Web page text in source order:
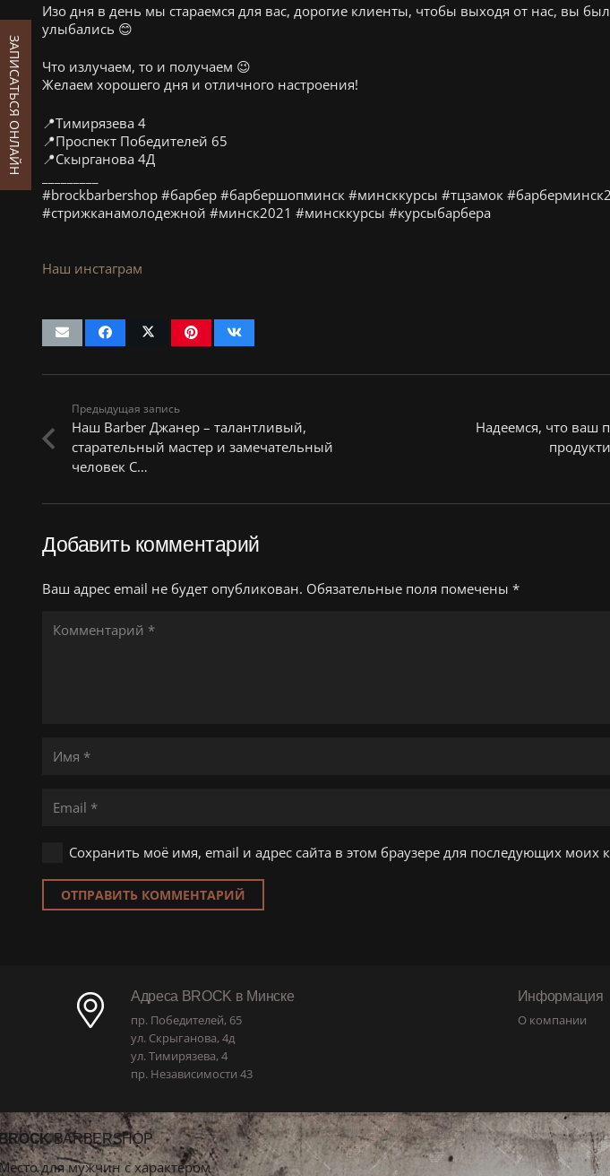
Изо дня в день мы стараемся для вас, дорогие клиенты, чтобы выходя от нас, вы
улыбались 😊
Что излучаем, то и получаем 😉
Желаем хорошего дня и отличного настроения!
📍Тимирязева 4
📍Проспект Победителей 65
📍Скырганова 4Д
#brockbarbershop #барбер #барбершопминск #минсккурсы #тцзамок
#стрижканамолодежной #минск2021 #минсккурсы #курсыбарбера
Наш инстаграм
Предыдущая запись
Наш Barber Джанер – талантливый,
старательный мастер и замечательный
человек С…
Надеемся, что ваш
Добавить комментарий
Ваш адрес email не будет опубликован. Обязательные поля помечены *
Сохранить моё имя, email и адрес сайта в этом браузере для последующих моих
ОТПРАВИТЬ КОММЕНТАРИЙ
Адреса BROCK в Минске
пр. Победителей, 65
ул. Скрыганова, 4д
ул. Тимирязева, 4
пр. Независимости 43
Информация
О компании
ЗАПИСАТЬСЯ ОНЛАЙН
BARBERSHOP
для мужчин с характером